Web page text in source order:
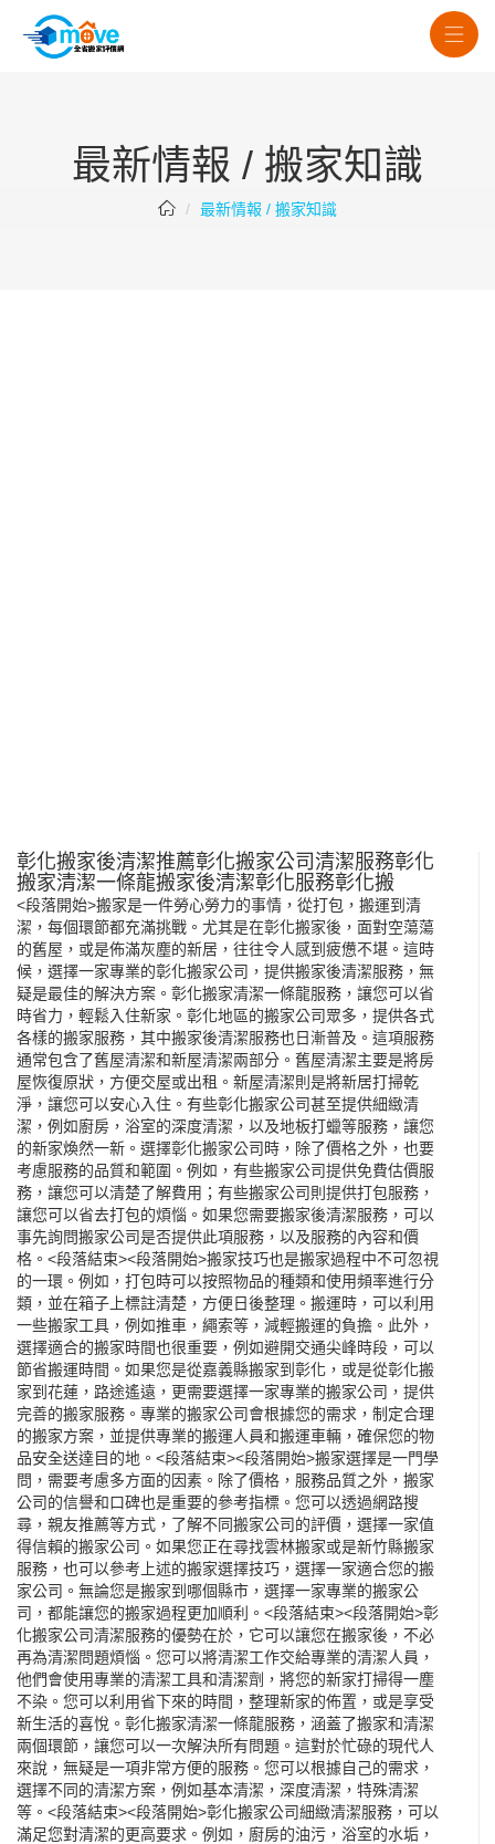
最新情報 / 搬家知識
最新情報 / 搬家知識
彰化搬家後清潔推薦彰化搬家公司清潔服務彰化
搬家清潔一條龍搬家後清潔彰化服務彰化搬
<段落開始>搬家是一件勞心勞力的事情，從打包，搬運到清
潔，每個環節都充滿挑戰。尤其是在彰化搬家後，面對空蕩蕩
的舊屋，或是佈滿灰塵的新居，往往令人感到疲憊不堪。這時
候，選擇一家專業的彰化搬家公司，提供搬家後清潔服務，無
疑是最佳的解決方案。彰化搬家清潔一條龍服務，讓您可以省
時省力，輕鬆入住新家。彰化地區的搬家公司眾多，提供各式
各樣的搬家服務，其中搬家後清潔服務也日漸普及。這項服務
通常包含了舊屋清潔和新屋清潔兩部分。舊屋清潔主要是將房
屋恢復原狀，方便交屋或出租。新屋清潔則是將新居打掃乾
淨，讓您可以安心入住。有些彰化搬家公司甚至提供細緻清
潔，例如廚房，浴室的深度清潔，以及地板打蠟等服務，讓您
的新家煥然一新。選擇彰化搬家公司時，除了價格之外，也要
考慮服務的品質和範圍。例如，有些搬家公司提供免費估價服
務，讓您可以清楚了解費用；有些搬家公司則提供打包服務，
讓您可以省去打包的煩惱。如果您需要搬家後清潔服務，可以
事先詢問搬家公司是否提供此項服務，以及服務的內容和價
格。<段落結束><段落開始>搬家技巧也是搬家過程中不可忽視
的一環。例如，打包時可以按照物品的種類和使用頻率進行分
類，並在箱子上標註清楚，方便日後整理。搬運時，可以利用
一些搬家工具，例如推車，繩索等，減輕搬運的負擔。此外，
選擇適合的搬家時間也很重要，例如避開交通尖峰時段，可以
節省搬運時間。如果您是從嘉義縣搬家到彰化，或是從彰化搬
家到花蓮，路途遙遠，更需要選擇一家專業的搬家公司，提供
完善的搬家服務。專業的搬家公司會根據您的需求，制定合理
的搬家方案，並提供專業的搬運人員和搬運車輛，確保您的物
品安全送達目的地。<段落結束><段落開始>搬家選擇是一門學
問，需要考慮多方面的因素。除了價格，服務品質之外，搬家
公司的信譽和口碑也是重要的參考指標。您可以透過網路搜
尋，親友推薦等方式，了解不同搬家公司的評價，選擇一家值
得信賴的搬家公司。如果您正在尋找雲林搬家或是新竹縣搬家
服務，也可以參考上述的搬家選擇技巧，選擇一家適合您的搬
家公司。無論您是搬家到哪個縣市，選擇一家專業的搬家公
司，都能讓您的搬家過程更加順利。<段落結束><段落開始>彰
化搬家公司清潔服務的優勢在於，它可以讓您在搬家後，不必
再為清潔問題煩惱。您可以將清潔工作交給專業的清潔人員，
他們會使用專業的清潔工具和清潔劑，將您的新家打掃得一塵
不染。您可以利用省下來的時間，整理新家的佈置，或是享受
新生活的喜悅。彰化搬家清潔一條龍服務，涵蓋了搬家和清潔
兩個環節，讓您可以一次解決所有問題。這對於忙碌的現代人
來說，無疑是一項非常方便的服務。您可以根據自己的需求，
選擇不同的清潔方案，例如基本清潔，深度清潔，特殊清潔
等。<段落結束><段落開始>彰化搬家公司細緻清潔服務，可以
滿足您對清潔的更高要求。例如，廚房的油污，浴室的水垢，